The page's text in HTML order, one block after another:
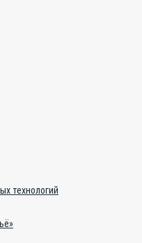
технологий